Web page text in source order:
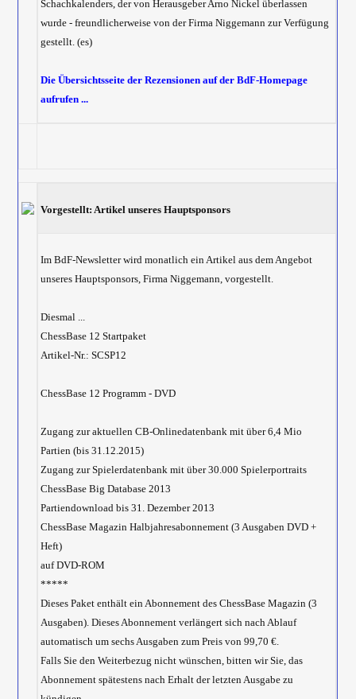
Schachkalenders, der von Herausgeber Arno Nickel überlassen
wurde - freundlicherweise von der Firma Niggemann zur Verfügung
gestellt. (es)
Die Übersichtsseite der Rezensionen auf der BdF-Homepage
aufrufen ...
Vorgestellt: Artikel unseres Hauptsponsors
Im BdF-Newsletter wird monatlich ein Artikel aus dem Angebot
unseres Hauptsponsors, Firma Niggemann, vorgestellt.
Diesmal ...
ChessBase 12 Startpaket
Artikel-Nr.: SCSP12
ChessBase 12 Programm - DVD
Zugang zur aktuellen CB-Onlinedatenbank mit über 6,4 Mio
Partien (bis 31.12.2015)
Zugang zur Spielerdatenbank mit über 30.000 Spielerportraits
ChessBase Big Database 2013
Partiendownload bis 31. Dezember 2013
ChessBase Magazin Halbjahresabonnement (3 Ausgaben DVD +
Heft)
auf DVD-ROM
*****
Dieses Paket enthält ein Abonnement des ChessBase Magazin (3
Ausgaben). Dieses Abonnement verlängert sich nach Ablauf
automatisch um sechs Ausgaben zum Preis von 99,70 €.
Falls Sie den Weiterbezug nicht wünschen, bitten wir Sie, das
Abonnement spätestens nach Erhalt der letzten Ausgabe zu